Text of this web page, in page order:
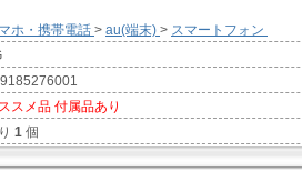
ホ・携帯電話 > au(端末) > スマートフォン
スメ品 付属品あり
1 個